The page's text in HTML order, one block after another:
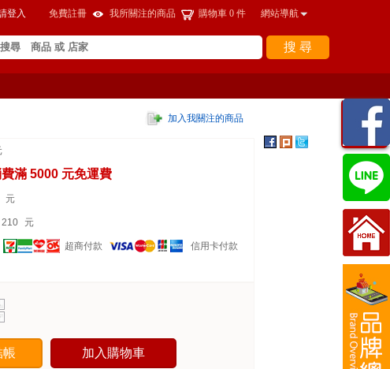
瀏覽
紀錄
登入 免費註冊 我所關注的商品 購物車 0 件 網站導航
搜 尋
加入我關注的商品
滿 5000 元免運費
元
210 元
超商付款 信用卡付款